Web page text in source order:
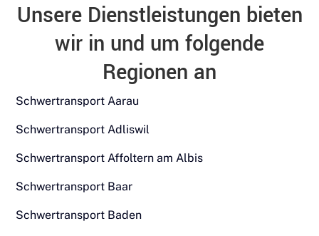
Unsere Dienstleistungen bieten
wir in und um folgende
Regionen an
Schwertransport Aarau
Schwertransport Adliswil
Schwertransport Affoltern am Albis
Schwertransport Baar
Schwertransport Baden